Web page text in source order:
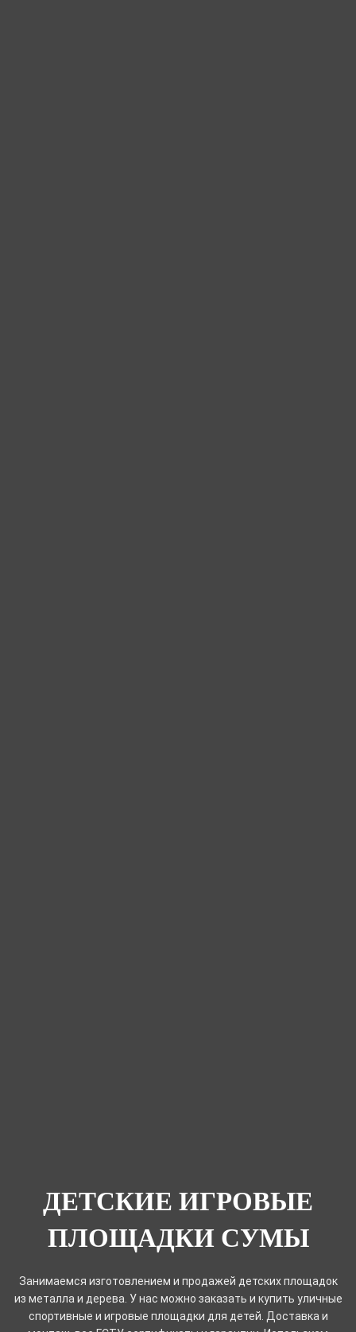
ДЕТСКИЕ ИГРОВЫЕ
ПЛОЩАДКИ СУМЫ
Занимаемся изготовлением и продажей детских площадок
из металла и дерева. У нас можно заказать и купить уличные
спортивные и игровые площадки для детей. Доставка и